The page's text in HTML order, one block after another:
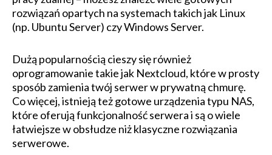
rozwiązań opartych na systemach takich jak Linux
(np. Ubuntu Server) czy Windows Server.
Dużą popularnością cieszy się również
oprogramowanie takie jak Nextcloud, które w prosty
sposób zamienia twój serwer w prywatną chmurę.
Co więcej, istnieją też gotowe urządzenia typu NAS,
które oferują funkcjonalność serwera i są o wiele
łatwiejsze w obsłudze niż klasyczne rozwiązania
serwerowe.